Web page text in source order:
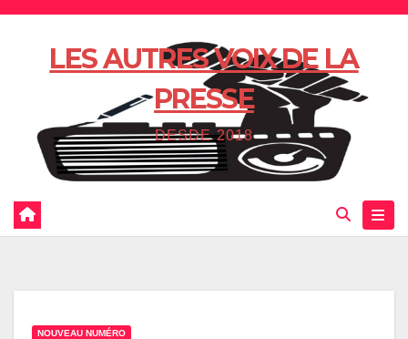
Skip
LES AUTRES VOIX DE LA
PRESSE
DESDE 2018
NOUVEAU NUMÉRO